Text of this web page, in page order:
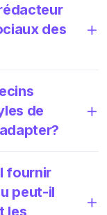
des
de
fournir
peut-il
les